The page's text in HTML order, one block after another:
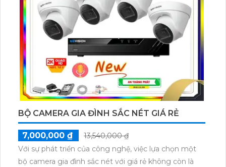
BỘ CAMERA GIA ĐÌNH SẮC NÉT GIÁ RẺ
7,000,000 ₫
13,540,000 ₫
Với sự phát triển của công nghệ, việc lựa chọn một
bộ camera gia đình sắc nét với giá rẻ không còn là